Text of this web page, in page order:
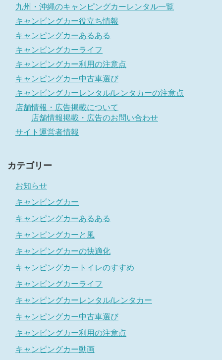
九州・沖縄のキャンピングカーレンタル一覧
キャンピングカー役立ち情報
キャンピングカーあるある
キャンピングカーライフ
キャンピングカー利用の注意点
キャンピングカー中古車選び
キャンピングカーレンタル/レンタカーの注意点
店舗情報・広告掲載について
店舗情報掲載・広告のお問い合わせ
サイト運営者情報
カテゴリー
お知らせ
キャンピングカー
キャンピングカーあるある
キャンピングカーと風
キャンピングカーの快適化
キャンピングカートイレのすすめ
キャンピングカーライフ
キャンピングカーレンタル/レンタカー
キャンピングカー中古車選び
キャンピングカー利用の注意点
キャンピングカー動画